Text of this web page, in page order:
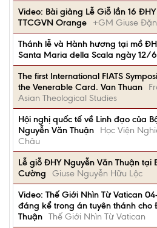
Video: Bài giảng Lễ Giỗ lần 16
TTCGVN Orange +GM Giuse
Thánh lễ và Hành hương tại mồ
Santa Maria della Scala ngày 12/
The first International FIATS
the Venerable Card. Van Thuan
Asian Theological Studies
Hội nghị quốc tế về Linh đạo của
Nguyễn Văn Thuận
Học Viện
Châu
Lễ giỗ ĐHY Nguyễn Văn Thuận tại
Cường
Giuse Nguyễn Hữu Lộc
Video: Thế Giới Nhìn Từ Vatican
đáng kể trong án tuyên thánh cho
Thuận Thế Giới Nhìn Từ Vatican